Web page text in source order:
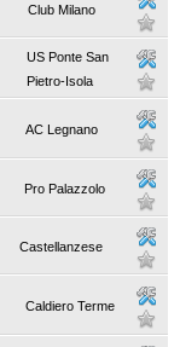
Club Milano
US Ponte San
Pietro-Isola
AC Legnano
Pro Palazzolo
Castellanzese
Caldiero Terme